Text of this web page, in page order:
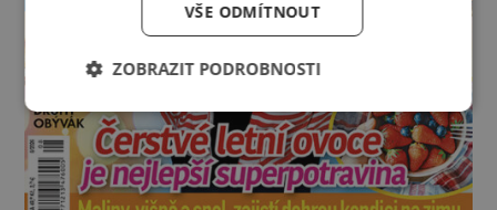
VŠE ODMÍTNOUT
ZOBRAZIT PODROBNOSTI